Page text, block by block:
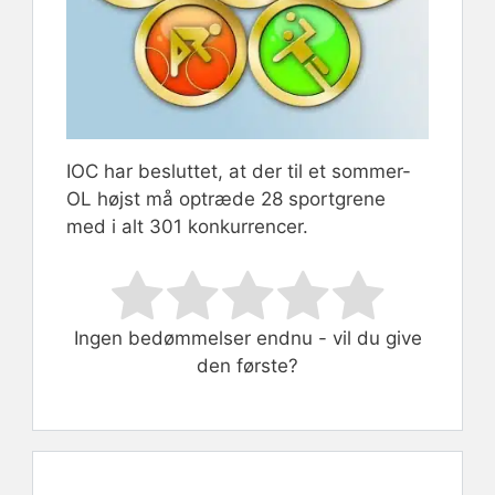
IOC har besluttet, at der til et sommer-
OL højst må optræde 28 sportgrene
med i alt 301 konkurrencer.
Rate this item:
Submit Rating
Ingen bedømmelser endnu - vil du give
den første?